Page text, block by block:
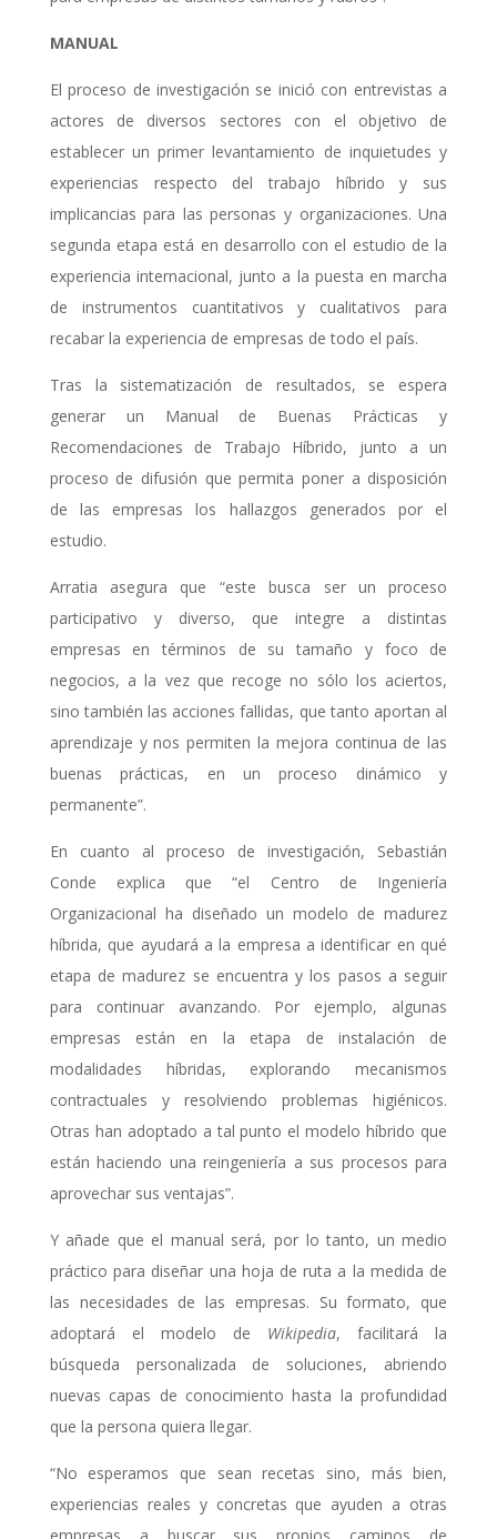
MANUAL
El proceso de investigación se inició con entrevistas a
actores de diversos sectores con el objetivo de
establecer un primer levantamiento de inquietudes y
experiencias respecto del trabajo híbrido y sus
implicancias para las personas y organizaciones. Una
segunda etapa está en desarrollo con el estudio de la
experiencia internacional, junto a la puesta en marcha
de instrumentos cuantitativos y cualitativos para
recabar la experiencia de empresas de todo el país.
Tras la sistematización de resultados, se espera
generar un Manual de Buenas Prácticas y
Recomendaciones de Trabajo Híbrido, junto a un
proceso de difusión que permita poner a disposición
de las empresas los hallazgos generados por el
estudio.
Arratia asegura que “este busca ser un proceso
participativo y diverso, que integre a distintas
empresas en términos de su tamaño y foco de
negocios, a la vez que recoge no sólo los aciertos,
sino también las acciones fallidas, que tanto aportan al
aprendizaje y nos permiten la mejora continua de las
buenas prácticas, en un proceso dinámico y
permanente”.
En cuanto al proceso de investigación, Sebastián
Conde explica que “el Centro de Ingeniería
Organizacional ha diseñado un modelo de madurez
híbrida, que ayudará a la empresa a identificar en qué
etapa de madurez se encuentra y los pasos a seguir
para continuar avanzando. Por ejemplo, algunas
empresas están en la etapa de instalación de
modalidades híbridas, explorando mecanismos
contractuales y resolviendo problemas higiénicos.
Otras han adoptado a tal punto el modelo híbrido que
están haciendo una reingeniería a sus procesos para
aprovechar sus ventajas”.
Y añade que el manual será, por lo tanto, un medio
práctico para diseñar una hoja de ruta a la medida de
las necesidades de las empresas. Su formato, que
adoptará el modelo de Wikipedia, facilitará la
búsqueda personalizada de soluciones, abriendo
nuevas capas de conocimiento hasta la profundidad
que la persona quiera llegar.
“No esperamos que sean recetas sino, más bien,
experiencias reales y concretas que ayuden a otras